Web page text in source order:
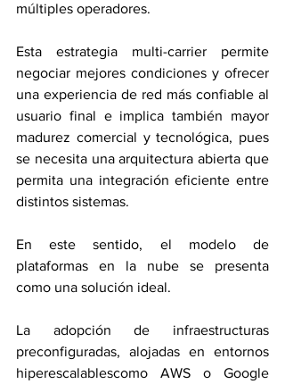
múltiples operadores.
Esta estrategia multi-carrier permite
negociar mejores condiciones y ofrecer
una experiencia de red más confiable al
usuario final e implica también mayor
madurez comercial y tecnológica, pues
se necesita una arquitectura abierta que
permita una integración eficiente entre
distintos sistemas.
En este sentido, el modelo de
plataformas en la nube se presenta
como una solución ideal.
La adopción de infraestructuras
preconfiguradas, alojadas en entornos
hiperescalablescomo AWS o Google